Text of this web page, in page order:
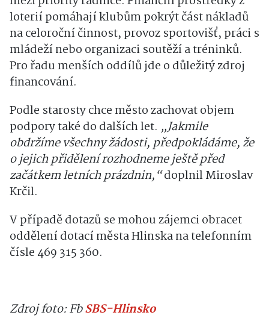
loterií pomáhají klubům pokrýt část nákladů
na celoroční činnost, provoz sportovišť, práci s
mládeží nebo organizaci soutěží a tréninků.
Pro řadu menších oddílů jde o důležitý zdroj
financování.
Podle starosty chce město zachovat objem
podpory také do dalších let. „Jakmile
obdržíme všechny žádosti, předpokládáme, že
o jejich přidělení rozhodneme ještě před
začátkem letních prázdnin,“doplnil Miroslav
Krčil.
V případě dotazů se mohou zájemci obracet
oddělení dotací města Hlinska na telefonním
čísle 469 315 360.
Zdroj foto: FbSBS-Hlinsko